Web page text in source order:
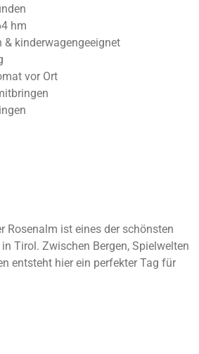
hm
kinderwagengeeignet
vor Ort
Rosenalm ist eines der schönsten
Tirol. Zwischen Bergen, Spielwelten
entsteht hier ein perfekter Tag für